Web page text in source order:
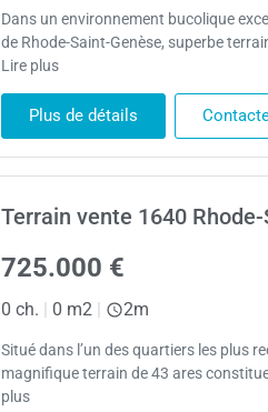
Dans un environnement bucolique
de Rhode-Saint-Genèse, superbe
Lire plus
Plus de détails
Terrain vente 1640
725.000 €
0 ch. | 0 m2 | 2m
Situé dans l’un des quartiers les plus
magnifique terrain de 43 ares
plus